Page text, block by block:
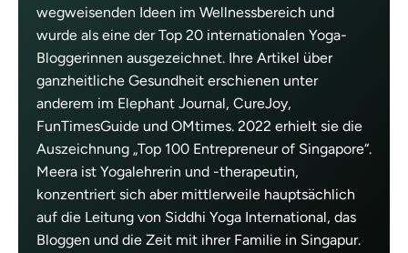
wegweisenden Ideen im Wellnessbereich und
wurde als eine der Top 20 internationalen Yoga-
Bloggerinnen ausgezeichnet. Ihre Artikel über
ganzheitliche Gesundheit erschienen unter
anderem im Elephant Journal, CureJoy,
FunTimesGuide und OMtimes. 2022 erhielt sie die
Auszeichnung „Top 100 Entrepreneur of Singapore“.
Meera ist Yogalehrerin und -therapeutin,
konzentriert sich aber mittlerweile hauptsächlich
auf die Leitung von Siddhi Yoga International, das
Bloggen und die Zeit mit ihrer Familie in Singapur.